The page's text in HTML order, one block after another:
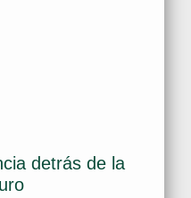
detrás de la